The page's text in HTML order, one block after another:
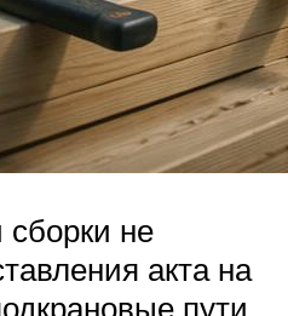
не
акта на
пути.